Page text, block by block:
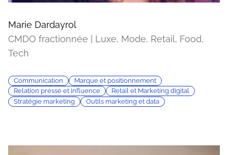
Marie Dardayrol
CMDO fractionnée | Luxe, Mode, Retail, Food,
Tech
Communication
Marque et positionnement
Relation presse et influence
Retail et Marketing digital
Stratégie marketing
Outils marketing et data